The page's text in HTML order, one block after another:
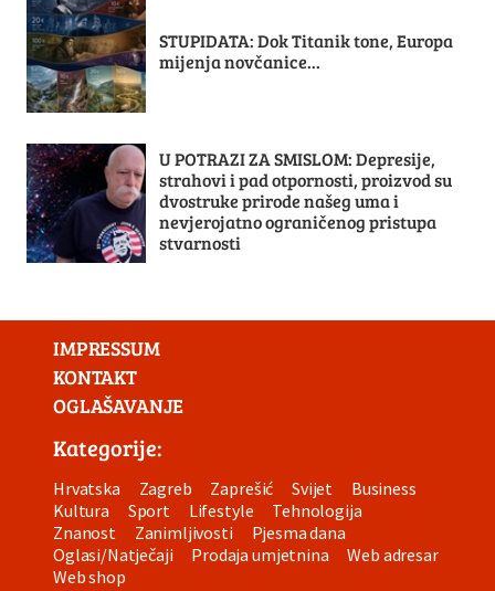
STUPIDATA: Dok Titanik tone, Europa
mijenja novčanice...
U POTRAZI ZA SMISLOM: Depresije,
strahovi i pad otpornosti, proizvod su
dvostruke prirode našeg uma i
nevjerojatno ograničenog pristupa
stvarnosti
IMPRESSUM
KONTAKT
OGLAŠAVANJE
Kategorije:
Hrvatska Zagreb Zaprešić Svijet
Business
Kultura
Sport Lifestyle
Tehnologija
Znanost
Zanimljivosti
Pjesma dana
Oglasi/Natječaji
Prodaja umjetnina
Web adresar
Web shop